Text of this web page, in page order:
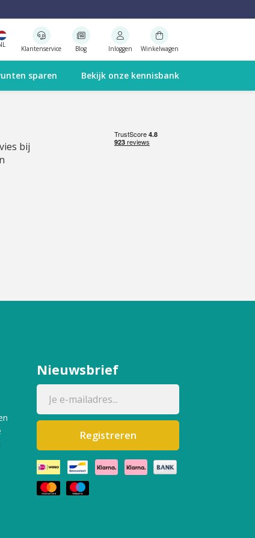
Klantenservice Blog Inloggen Winkelwagen
sparen Bekijk onze kennisbank
bij
Nieuwsbrief
Registreren